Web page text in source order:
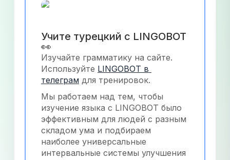
Учите турецкий с LINGOBOT
👀
Изучайте грамматику на сайте.
Используйте LINGOBOT в
телеграм для тренировок.
Мы работаем над тем, чтобы
изучение языка с LINGOBOT было
эффективным для людей с разным
складом ума и подбираем
наиболее универсальные
интервальные системы улучшения